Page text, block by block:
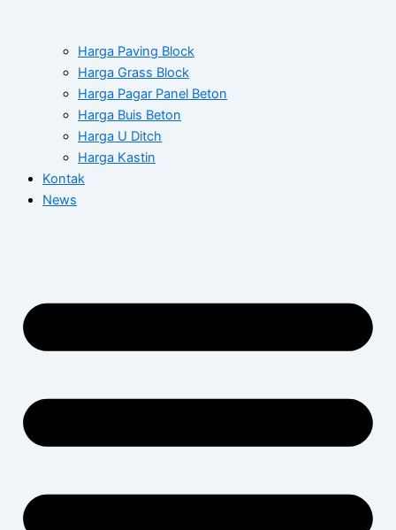
Harga Paving Block
Harga Grass Block
Harga Pagar Panel Beton
Harga Buis Beton
Harga U Ditch
Harga Kastin
Kontak
News